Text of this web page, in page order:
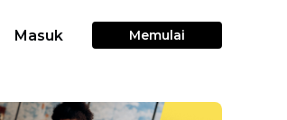
Masuk Memulai